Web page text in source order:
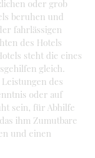
oder grob
beruhen und
fahrlässigen
des Hotels
steht die eines
gleich.
des
oder auf
sein, für Abhilfe
ihm Zumutbare
und einen